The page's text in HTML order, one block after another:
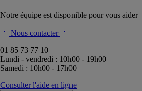
Notre équipe est disponible pour vous aider
Nous contacter
01 85 73 77 10
Lundi - vendredi : 10h00 - 19h00
Samedi : 10h00 - 17h00
Consulter l'aide en ligne